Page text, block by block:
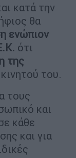
κατά την
θα
ενώπιον
ότι
της
του.
τους
και
κάθε
και για